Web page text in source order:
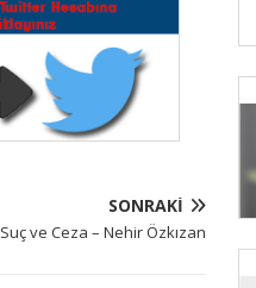
SONRAKI
Suç ve Ceza – Nehir Özkızan